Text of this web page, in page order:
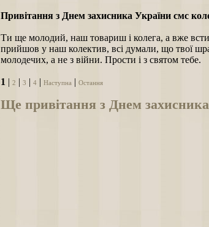
Привітання з Днем захисника України смс
Ти ще молодий, наш товариш і колега, а вже
прийшов у наш колектив, всі думали, що твої
молодечих, а не з війни. Прости і з святом тебе.
1 2 3 4 Наступна Остання
Ще привітання з Днем захисника